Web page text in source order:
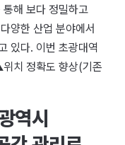
해 보다 정밀하고
양한 산업 분야에서
있다. 이번 초광대역
치 정확도 향상(기존
역시